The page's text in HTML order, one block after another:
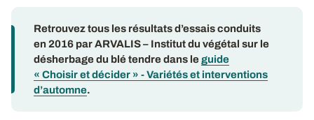
Retrouvez tous les résultats d’essais conduits
en 2016 par ARVALIS – Institut du végétal sur le
désherbage du blé tendre dans leguide
« Choisir et décider » - Variétés et interventions
d’automne.